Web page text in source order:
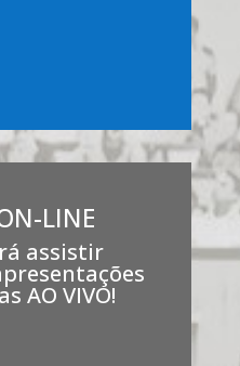
LINE
assistir
AO VIVO!